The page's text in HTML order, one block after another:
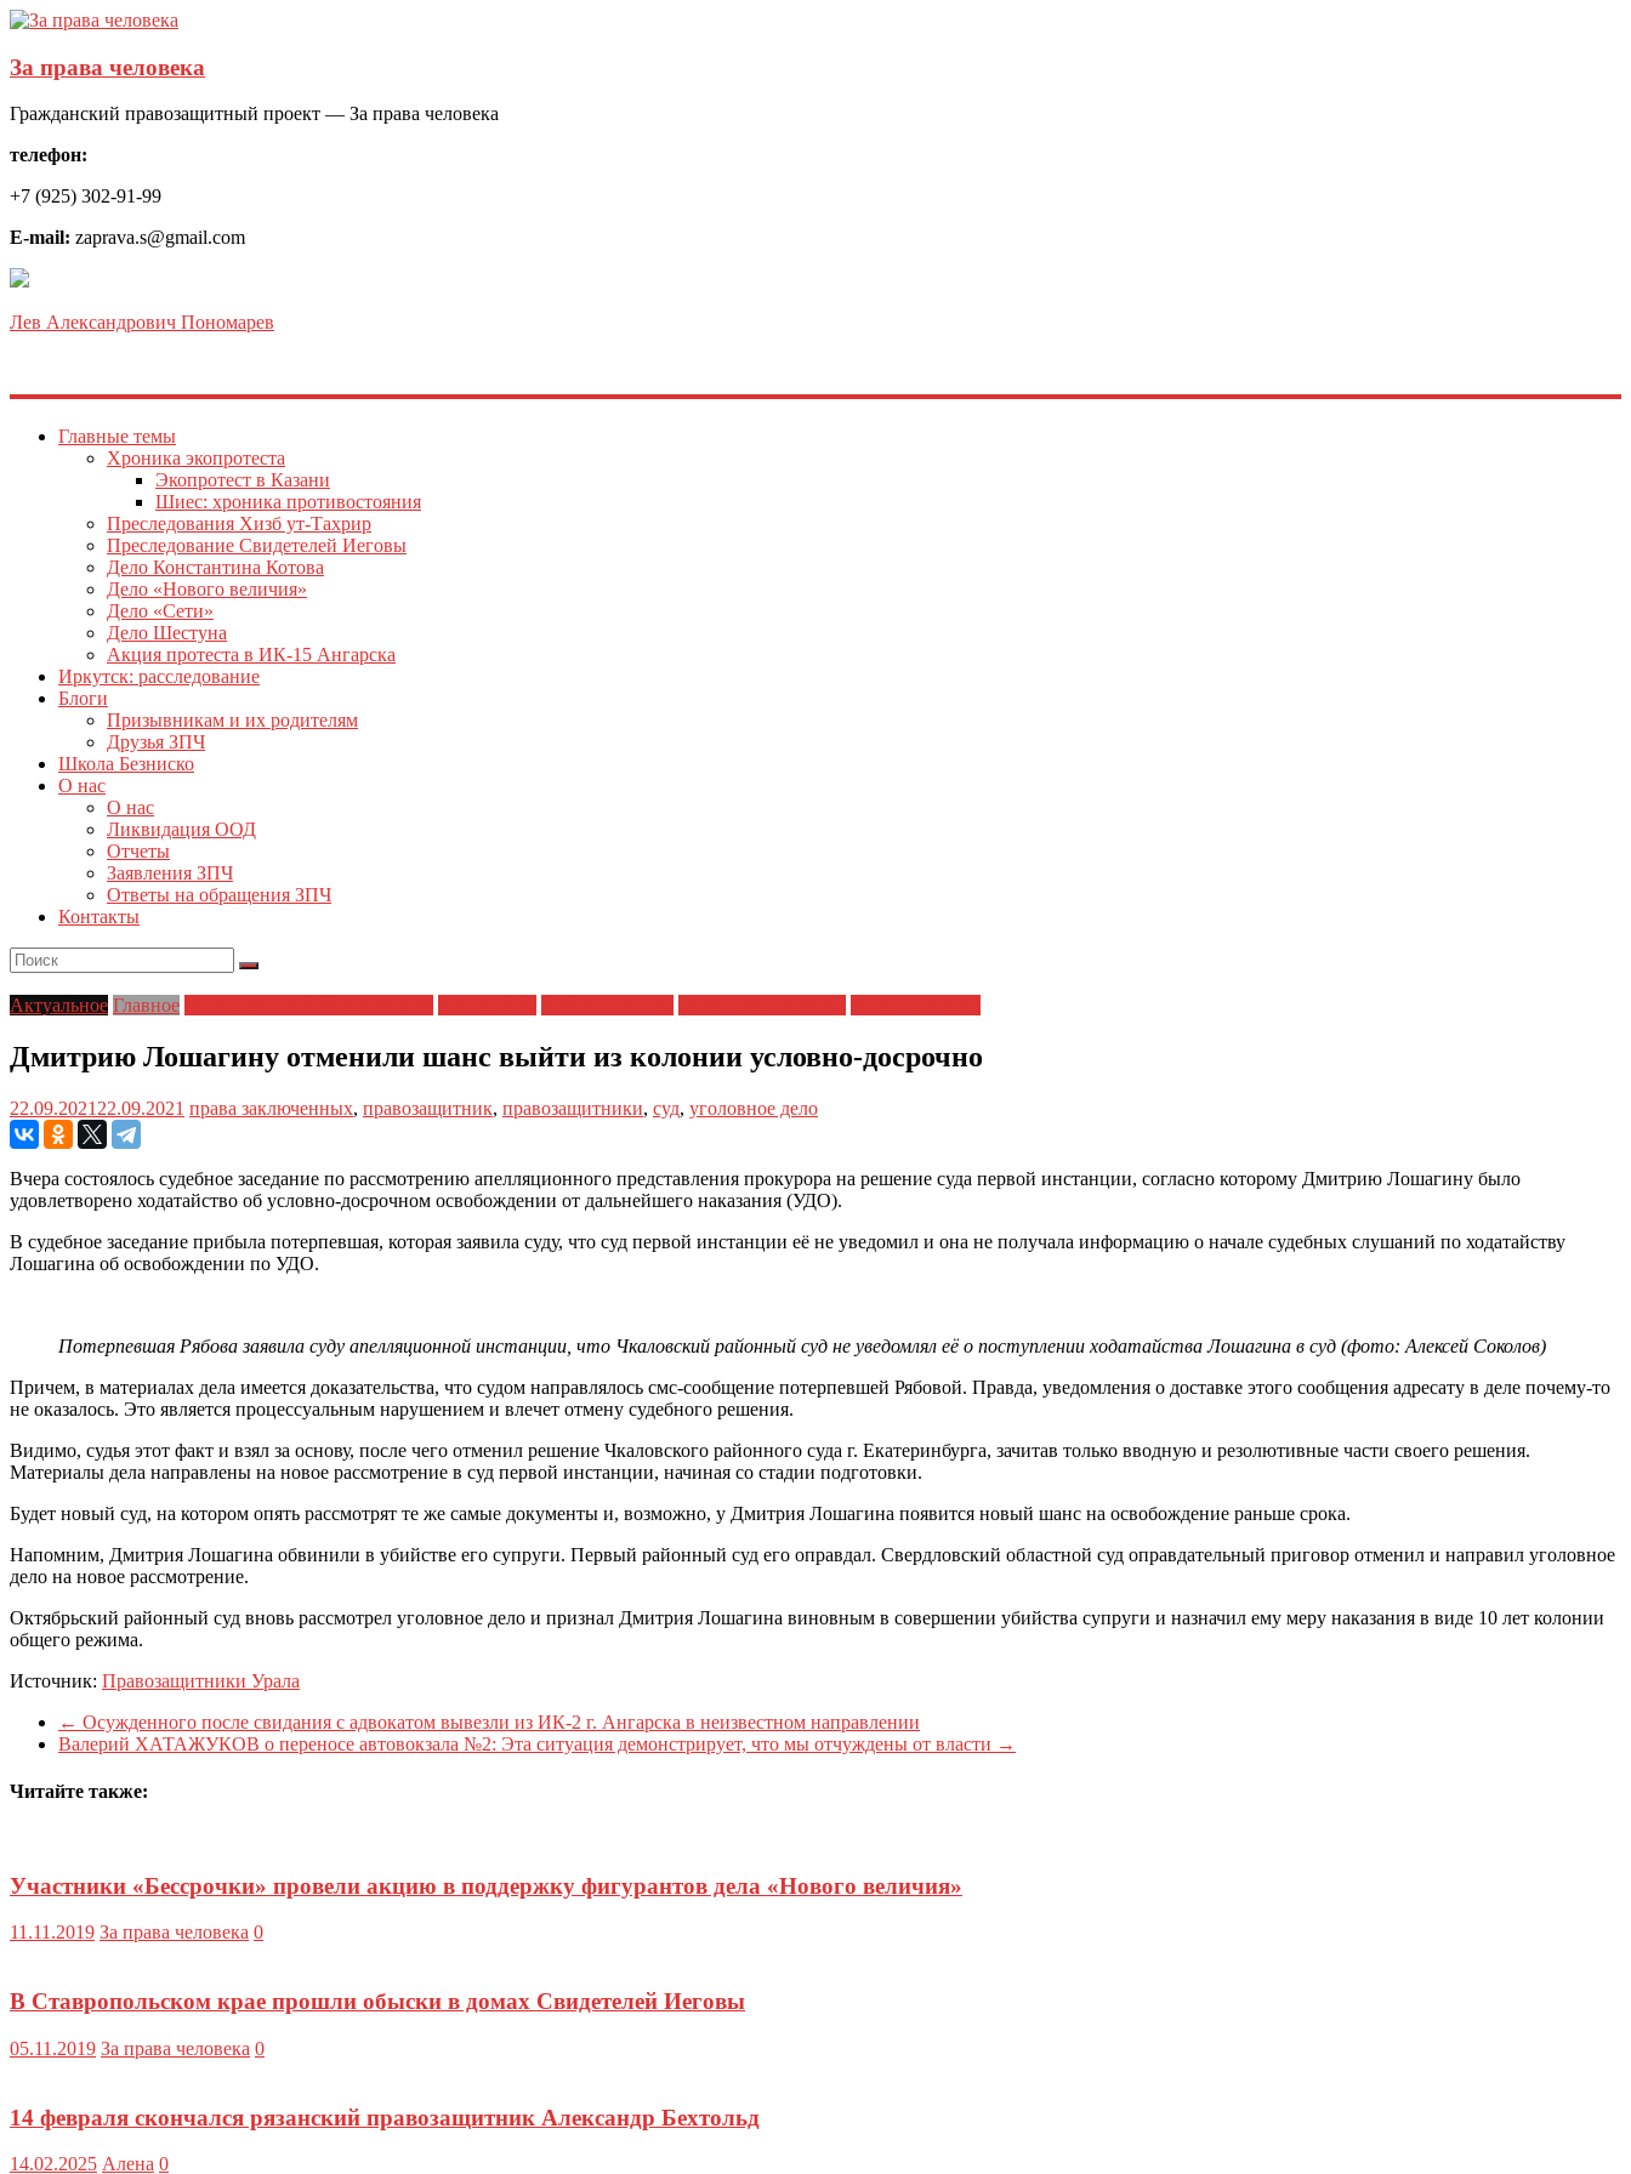
За права человека
Гражданский правозащитный проект — За права человека
телефон:
+7 (925) 302-91-99
E-mail: zaprava.s@gmail.com
Лев Александрович Пономарев
Главные темы
Хроника экопротеста
Экопротест в Казани
Шиес: хроника противостояния
Преследования Хизб ут-Тахрир
Преследование Свидетелей Иеговы
Дело Константина Котова
Дело «Нового величия»
Дело «Сети»
Дело Шестуна
Акция протеста в ИК-15 Ангарска
Иркутск: расследование
Блоги
Призывникам и их родителям
Друзья ЗПЧ
Школа Безниско
О нас
О нас
Ликвидация ООД
Отчеты
Заявления ЗПЧ
Ответы на обращения ЗПЧ
Контакты
Актуальное Главное
Дмитрию Лошагину отменили шанс выйти из колонии условно-досрочно
22.09.2021 22.09.2021 права заключенных, правозащитник, правозащитники, суд, уголовное дело
Вчера состоялось судебное заседание по рассмотрению апелляционного представления прокурора на решение суда первой инстанции, согласно которому Дмитрию Лошагину было
удовлетворено ходатайство об условно-досрочном освобождении от дальнейшего наказания (УДО).
В судебное заседание прибыла потерпевшая, которая заявила суду, что суд первой инстанции её не уведомил и она не получала информацию о начале судебных слушаний по ходатайству
Лошагина об освобождении по УДО.
Потерпевшая Рябова заявила суду апелляционной инстанции, что Чкаловский районный суд не уведомлял её о поступлении ходатайства Лошагина в суд (фото: Алексей Соколов)
Причем, в материалах дела имеется доказательства, что судом направлялось смс-сообщение потерпевшей Рябовой. Правда, уведомления о доставке этого сообщения адресату в деле почему-то
не оказалось. Это является процессуальным нарушением и влечет отмену судебного решения.
Видимо, судья этот факт и взял за основу, после чего отменил решение Чкаловского районного суда г. Екатеринбурга, зачитав только вводную и резолютивные части своего решения.
Материалы дела направлены на новое рассмотрение в суд первой инстанции, начиная со стадии подготовки.
Будет новый суд, на котором опять рассмотрят те же самые документы и, возможно, у Дмитрия Лошагина появится новый шанс на освобождение раньше срока.
Напомним, Дмитрия Лошагина обвинили в убийстве его супруги. Первый районный суд его оправдал. Свердловский областной суд оправдательный приговор отменил и направил уголовное
дело на новое рассмотрение.
Октябрьский районный суд вновь рассмотрел уголовное дело и признал Дмитрия Лошагина виновным в совершении убийства супруги и назначил ему меру наказания в виде 10 лет колонии
общего режима.
Источник: Правозащитники Урала
← Осужденного после свидания с адвокатом вывезли из ИК-2 г. Ангарска в неизвестном направлении
Валерий ХАТАЖУКОВ о переносе автовокзала №2: Эта ситуация демонстрирует, что мы отчуждены от власти →
Читайте также:
Участники «Бессрочки» провели акцию в поддержку фигурантов дела «Нового величия»
11.11.2019 За права человека 0
В Ставропольском крае прошли обыски в домах Свидетелей Иеговы
05.11.2019 За права человека 0
14 февраля скончался рязанский правозащитник Александр Бехтольд
14.02.2025 Алена 0